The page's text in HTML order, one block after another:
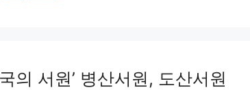
의 서원’ 병산서원, 도산서원